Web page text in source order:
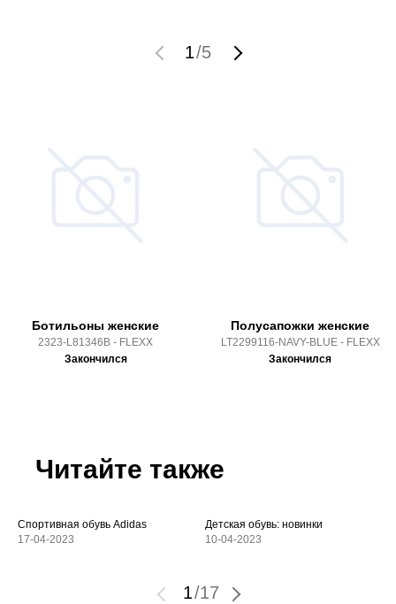
1/5
Ботильоны женские
2323-L81346B - FLEXX
Закончился
Полусапожки женские
LT2299116-NAVY-BLUE - FLEXX
Закончился
Читайте также
Спортивная обувь Adidas
17-04-2023
Детская обувь: новинки
10-04-2023
1/17